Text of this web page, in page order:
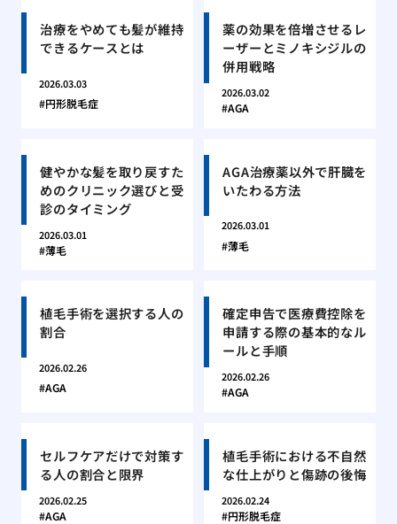
治療をやめても髪が維持
できるケースとは
2026.03.03
円形脱毛症
薬の効果を倍増させるレ
ーザーとミノキシジルの
併用戦略
2026.03.02
AGA
健やかな髪を取り戻すた
めのクリニック選びと受
診のタイミング
2026.03.01
薄毛
AGA治療薬以外で肝臓を
いたわる方法
2026.03.01
薄毛
植毛手術を選択する人の
割合
2026.02.26
AGA
確定申告で医療費控除を
申請する際の基本的なル
ールと手順
2026.02.26
AGA
セルフケアだけで対策す
る人の割合と限界
2026.02.25
AGA
植毛手術における不自然
な仕上がりと傷跡の後悔
2026.02.24
円形脱毛症